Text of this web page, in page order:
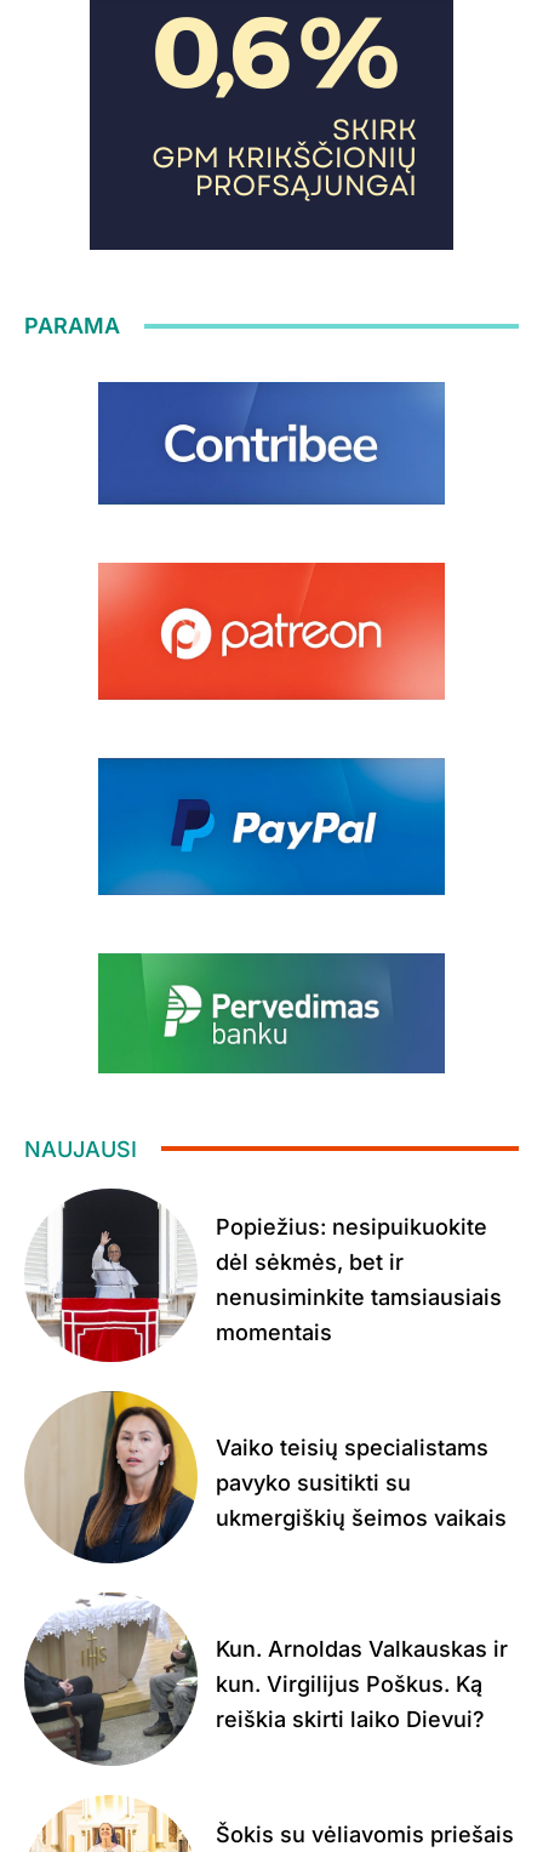
PARAMA
NAUJAUSI
Popiežius: nesipuikuokite
dėl sėkmės, bet ir
nenusiminkite tamsiausiais
momentais
Vaiko teisių specialistams
pavyko susitikti su
ukmergiškių šeimos vaikais
Kun. Arnoldas Valkauskas ir
kun. Virgilijus Poškus. Ką
reiškia skirti laiko Dievui?
Šokis su vėliavomis priešais